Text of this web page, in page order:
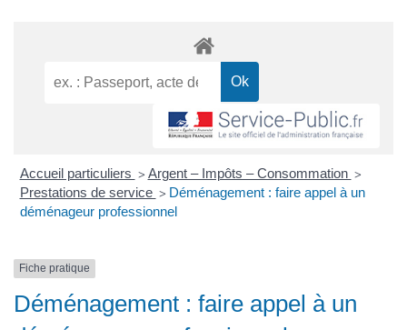
Accueil particuliers > Argent – Impôts – Consommation >
Prestations de service > Déménagement : faire appel à un
déménageur professionnel
Fiche pratique
Déménagement : faire appel à un